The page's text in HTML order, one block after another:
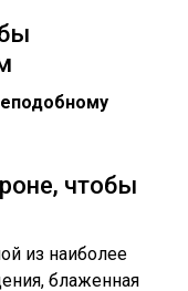
чтобы
из наиболее
блаженная